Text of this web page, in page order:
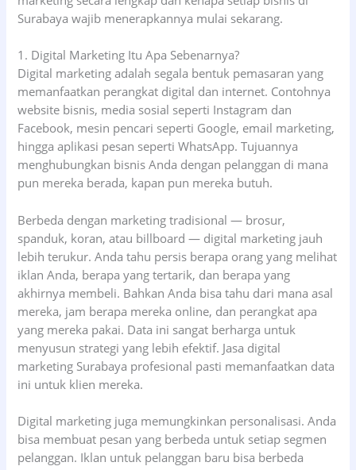
Surabaya wajib menerapkannya mulai sekarang.
1. Digital Marketing Itu Apa Sebenarnya?
Digital marketing adalah segala bentuk pemasaran yang
memanfaatkan perangkat digital dan internet. Contohnya
website bisnis, media sosial seperti Instagram dan
Facebook, mesin pencari seperti Google, email marketing,
hingga aplikasi pesan seperti WhatsApp. Tujuannya
menghubungkan bisnis Anda dengan pelanggan di mana
pun mereka berada, kapan pun mereka butuh.
Berbeda dengan marketing tradisional — brosur,
spanduk, koran, atau billboard — digital marketing jauh
lebih terukur. Anda tahu persis berapa orang yang melihat
iklan Anda, berapa yang tertarik, dan berapa yang
akhirnya membeli. Bahkan Anda bisa tahu dari mana asal
mereka, jam berapa mereka online, dan perangkat apa
yang mereka pakai. Data ini sangat berharga untuk
menyusun strategi yang lebih efektif. Jasa digital
marketing Surabaya profesional pasti memanfaatkan data
ini untuk klien mereka.
Digital marketing juga memungkinkan personalisasi. Anda
bisa membuat pesan yang berbeda untuk setiap segmen
pelanggan. Iklan untuk pelanggan baru bisa berbeda